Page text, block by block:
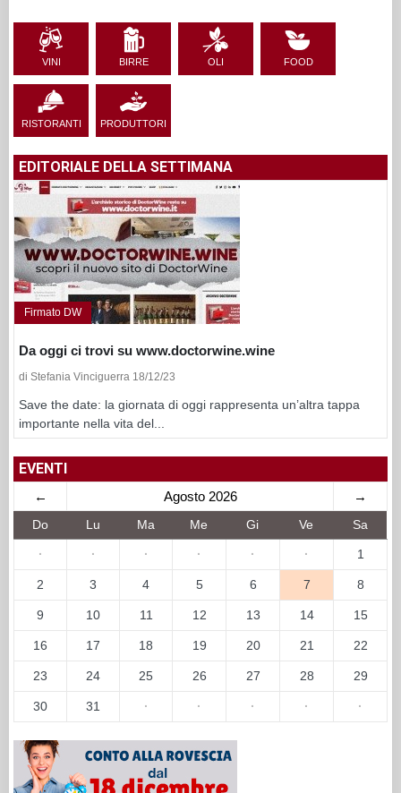
VINI BIRRE OLI FOOD
RISTORANTI PRODUTTORI
EDITORIALE DELLA SETTIMANA
Firmato DW
Da oggi ci trovi su www.doctorwine.wine
di Stefania Vinciguerra 18/12/23
Save the date: la giornata di oggi rappresenta un’altra tappa
importante nella vita del...
EVENTI
← Agosto 2026 →
Do Lu Ma Me Gi Ve Sa
· · · · · · 1
2 3 4 5 6 7 8
9 10 11 12 13 14 15
16 17 18 19 20 21 22
23 24 25 26 27 28 29
30 31 · · · · ·